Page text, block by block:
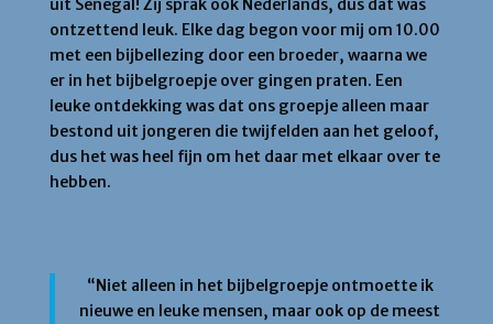
uit Senegal! Zij sprak ook Nederlands, dus dat was
ontzettend leuk. Elke dag begon voor mij om 10.00
met een bijbellezing door een broeder, waarna we
er in het bijbelgroepje over gingen praten. Een
leuke ontdekking was dat ons groepje alleen maar
bestond uit jongeren die twijfelden aan het geloof,
dus het was heel fijn om het daar met elkaar over te
hebben.
“Niet alleen in het bijbelgroepje ontmoette ik
nieuwe en leuke mensen, maar ook op de meest